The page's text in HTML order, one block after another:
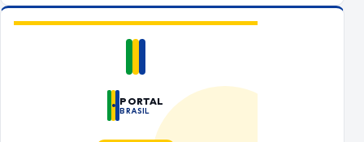
PORTAL
BRASIL